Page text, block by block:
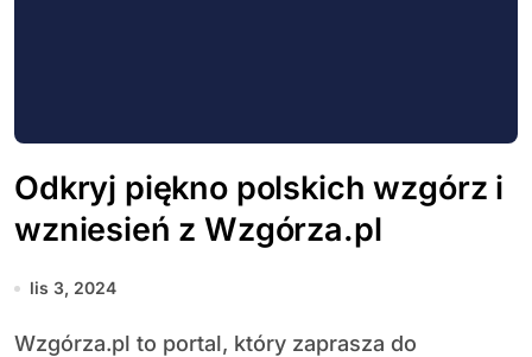
Odkryj piękno polskich wzgórz i
wzniesień z Wzgórza.pl
lis 3, 2024
Wzgórza.pl to portal, który zaprasza do